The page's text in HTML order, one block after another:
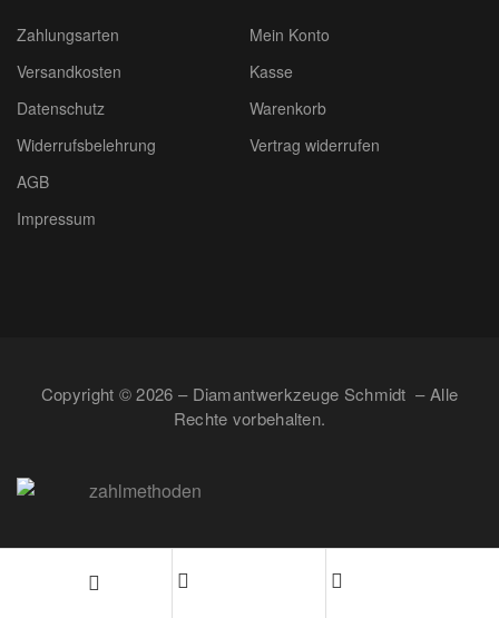
Zahlungsarten
Versandkosten
Datenschutz
Widerrufsbelehrung
AGB
Impressum
Mein Konto
Kasse
Warenkorb
Vertrag widerrufen
Copyright © 2026 – Diamantwerkzeuge Schmidt – Alle
Rechte vorbehalten.